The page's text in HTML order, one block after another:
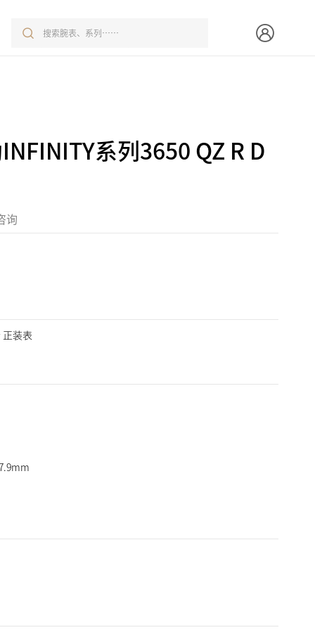
系列3650 QZ R D
询
正装表